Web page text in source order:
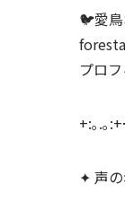
🐦愛
プロ
+:｡.｡:+
✦ 声